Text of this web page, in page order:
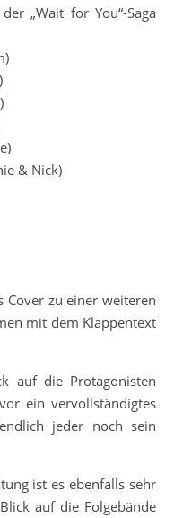
„Wait for You“-Saga
& Nick)
Cover zu einer weiteren
mit dem Klappentext
auf die Protagonisten
ein vervollständigtes
jeder noch sein
ist es ebenfalls sehr
auf die Folgebände